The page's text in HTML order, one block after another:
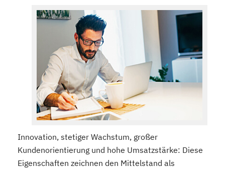
Innovation, stetiger Wachstum, großer
Kundenorientierung und hohe Umsatzstärke: Diese
Eigenschaften zeichnen den Mittelstand als